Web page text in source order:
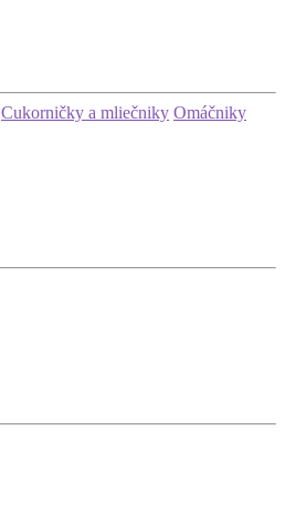
Cukorničky a mliečniky Omáčniky